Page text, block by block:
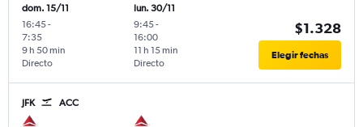
dom. 15/11
16:45-
7:35
Directo
9 h 50 min
lun. 30/11
9:45-
16:00
Directo
11 h 15 min
$1.328
Elegir fechas
JFK ACC